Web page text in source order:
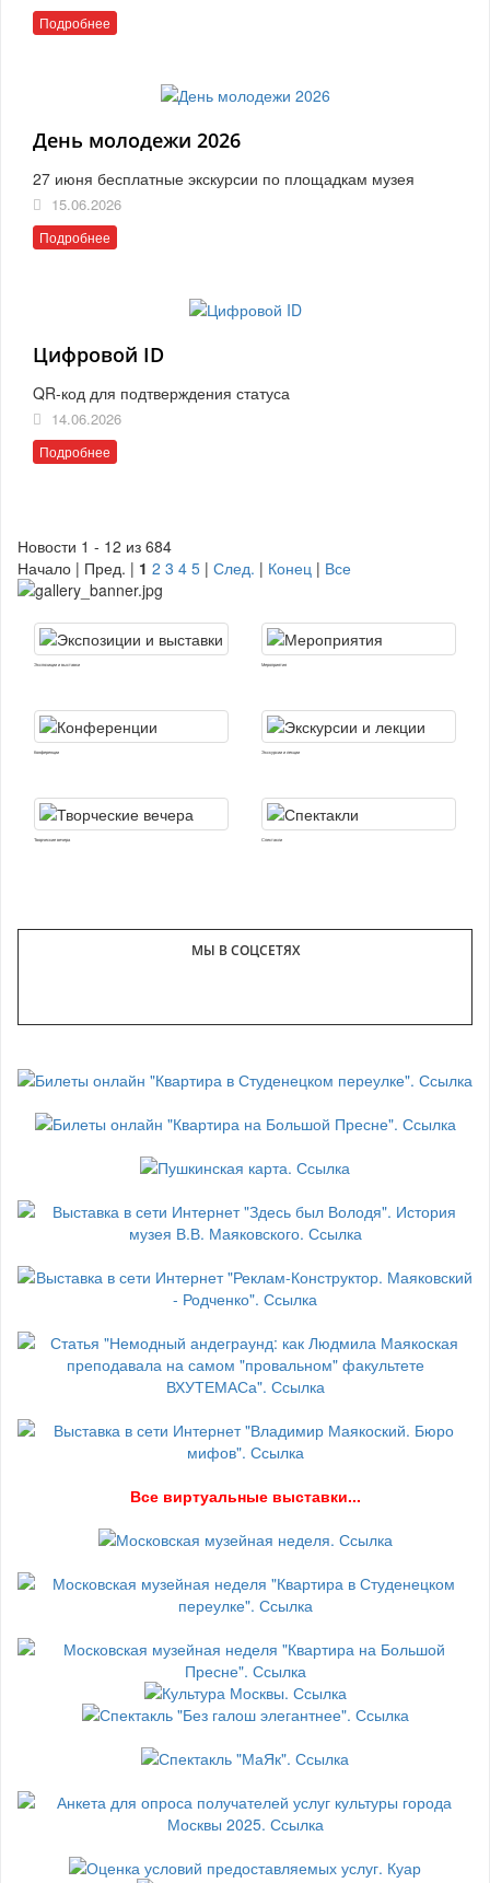
Подробнее
День молодежи 2026
27 июня бесплатные экскурсии по площадкам музея
15.06.2026
Подробнее
Цифровой ID
QR-код для подтверждения статуса
14.06.2026
Подробнее
Новости 1 - 12 из 684
Начало | Пред. | 1 2 3 4 5 | След. | Конец | Все
Экспозиции и выставки Мероприятия
Конференции Экскурсии и лекции
Творческие вечера Спектакли
МЫ В СОЦСЕТЯХ
Все виртуальные выставки...